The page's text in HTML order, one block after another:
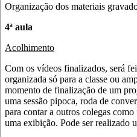
Organização dos materiais
4ª aula
Acolhimento
Com os vídeos finalizados, será
organizada só para a classe ou
momento de finalização de um
uma sessão pipoca, roda de
para contar a outros colegas
uma exibição. Pode ser realizado